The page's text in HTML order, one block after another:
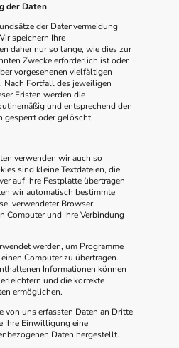
der Daten
der Datenvermeidung
speichern Ihre
daher nur so lange, wie dies zur
Zwecke erforderlich ist oder
vorgesehenen vielfältigen
Nach Fortfall des jeweiligen
Fristen werden die
und entsprechend den
gesperrt oder gelöscht.
verwenden wir auch so
sind kleine Textdateien, die
auf Ihre Festplatte übertragen
wir automatisch bestimmte
verwendeter Browser,
Computer und Ihre Verbindung
werden, um Programme
Computer zu übertragen.
Informationen können
und die korrekte
ermöglichen.
von uns erfassten Daten an Dritte
Ihre Einwilligung eine
Daten hergestellt.